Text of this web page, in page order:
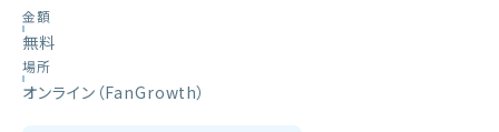
金額
無料
場所
オンライン（FanGrowth）